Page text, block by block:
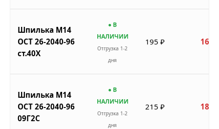
Шпилька М14
ОСТ 26-2040-96
ст.40Х
● В
НАЛИЧИИ
Отгрузка 1-2
дня
195 ₽ 166
Шпилька М14
ОСТ 26-2040-96
09Г2С
● В
НАЛИЧИИ
Отгрузка 1-2
дня
215 ₽ 183